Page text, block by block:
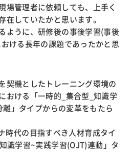
場管理者に依頼しても、上手く
在していたかと思います。
ように、研修後の事後学習(事後
ける長年の課題であったかと思
契機としたトレーニング環境の
おける「一時的_集合型_知識学
」タイプからの変革をもたら
代の目指すべき人材育成タイ
識学習~実践学習(OJT)連動」タ